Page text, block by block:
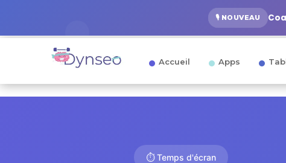
🎙️ NOUVEAU
Accueil Apps
⏱️ Temps d'écran